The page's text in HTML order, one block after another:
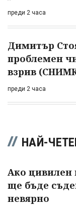
преди 2 часа
Димитър
проблемен
взрив
преди 2 часа
НАЙ-
Ако цивилен
ще бъде
невярно